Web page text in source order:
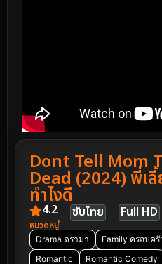
Dont Tell Mom
Dead (2024) พี่เ
ทำไงดี
4.2 ซับไทย Full HD
หมวดหมู่
Drama ดราม่า Family ครอบครั
Romantic
Romantic Comedy